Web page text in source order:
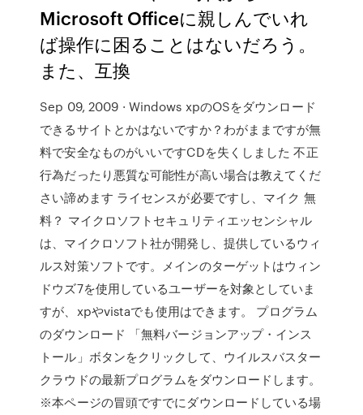
Microsoft Officeに親しんでいれ
ば操作に困ることはないだろう。
また、互換
Sep 09, 2009 · Windows xpのOSをダウンロード
できるサイトとかはないですか？わがままですが無
料で安全なものがいいですCDを失くしました 不正
行為だったり悪質な可能性が高い場合は教えてくだ
さい諦めます ライセンスが必要ですし、マイク 無
料？ マイクロソフトセキュリティエッセンシャル
は、マイクロソフト社が開発し、提供しているウィ
ルス対策ソフトです。メインのターゲットはウィン
ドウズ7を使用しているユーザーを対象としていま
すが、xpやvistaでも使用はできます。 プログラム
のダウンロード 「無料バージョンアップ・インス
トール」ボタンをクリックして、ウイルスバスター
クラウドの最新プログラムをダウンロードします。
※本ページの冒頭ですでにダウンロードしている場